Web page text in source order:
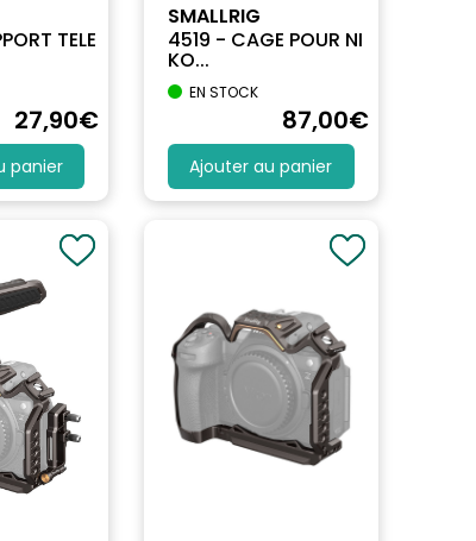
TELE
27,90€
panier
SMALLRIG
4519 - CAGE POUR NI
KO...
EN STOCK
87,00€
Ajouter au panier